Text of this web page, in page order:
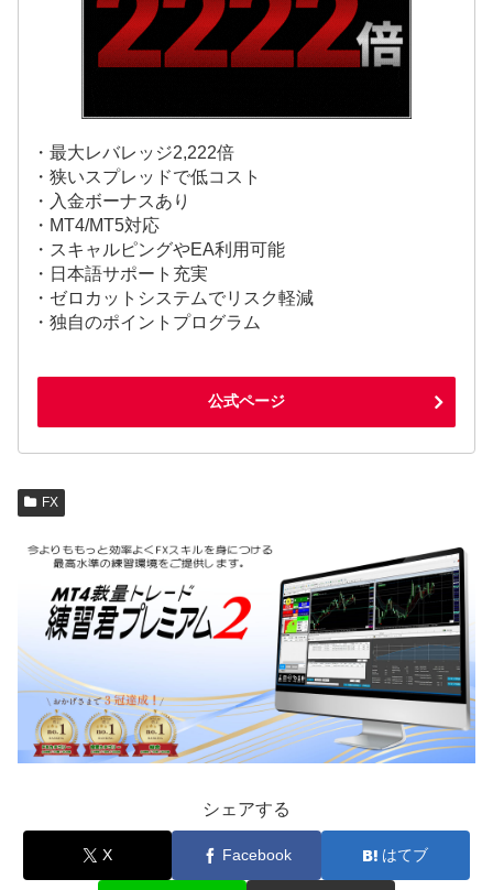
・最大レバレッジ2,222倍
・狭いスプレッドで低コスト
・入金ボーナスあり
・MT4/MT5対応
・スキャルピングやEA利用可能
・日本語サポート充実
・ゼロカットシステムでリスク軽減
・独自のポイントプログラム
公式ページ
FX
シェアする
X Facebook はてブ